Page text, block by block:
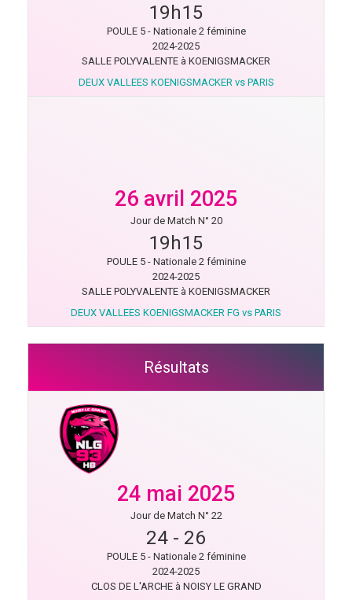
19h15
POULE 5 - Nationale 2 féminine
2024-2025
SALLE POLYVALENTE à KOENIGSMACKER
DEUX VALLEES KOENIGSMACKER vs PARIS
26 avril 2025
Jour de Match N° 20
19h15
POULE 5 - Nationale 2 féminine
2024-2025
SALLE POLYVALENTE à KOENIGSMACKER
DEUX VALLEES KOENIGSMACKER FG vs PARIS
Résultats
24 mai 2025
Jour de Match N° 22
24 - 26
POULE 5 - Nationale 2 féminine
2024-2025
CLOS DE L'ARCHE à NOISY LE GRAND